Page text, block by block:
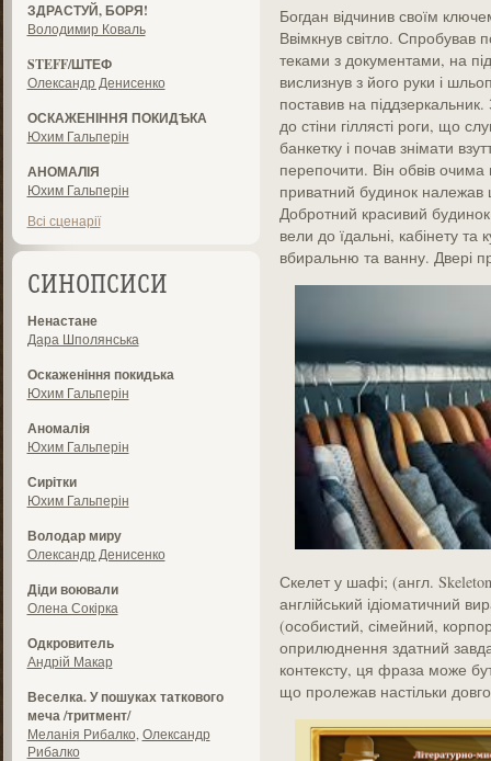
ЗДРАСТУЙ, БОРЯ!
Володимир Коваль
STEFF/ШТЕФ
Олександр Денисенко
ОСКАЖЕНІННЯ ПОКИДѢКА
Юхим Гальперін
АНОМАЛІЯ
Юхим Гальперін
Всі сценарії
СИНОПСИСИ
Ненастане
Дара Шполянська
Оскаженіння покидька
Юхим Гальперін
Аномалія
Юхим Гальперін
Сирітки
Юхим Гальперін
Володар миру
Олександр Денисенко
Діди воювали
Олена Сокірка
Одкровитель
Андрій Макар
Веселка. У пошуках таткового
меча /тритмент/
Меланія Рибалко Олександр
Рибалко
Богдан відчинив своїм
Ввімкнув світло. Спробував
теками з документами, на
вислизнув з його руки і
поставив на
до стіни гіллясті роги, що
банкетку і почав знімати
перепочити. Він обвів
приватний будинок належав
Добротний красивий
вели до їдальні, кабінету та
вбиральню та ванну. Двері
Скелет у шафі; (англ.
англійський ідіоматичний
(особистий, сімейний,
оприлюднення здатний
контексту, ця фраза може
що пролежав настільки